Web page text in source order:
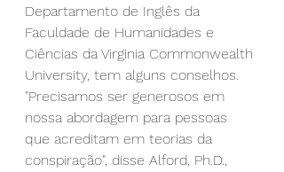
Departamento de Inglês da
Faculdade de Humanidades e
Ciências da Virginia Commonwealth
University, tem alguns conselhos.
"Precisamos ser generosos em
nossa abordagem para pessoas
que acreditam em teorias da
conspiração", disse Alford, Ph.D.,